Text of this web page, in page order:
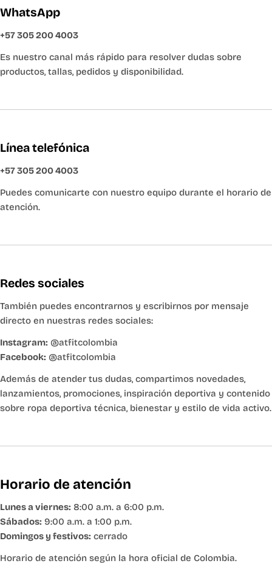
WhatsApp
+57 305 200 4003
Es nuestro canal más rápido para resolver dudas sobre
productos, tallas, pedidos y disponibilidad.
Línea telefónica
+57 305 200 4003
Puedes comunicarte con nuestro equipo durante el horario de
atención.
Redes sociales
También puedes encontrarnos y escribirnos por mensaje
directo en nuestras redes sociales:
Instagram: @atfitcolombia
Facebook: @atfitcolombia
Además de atender tus dudas, compartimos novedades,
lanzamientos, promociones, inspiración deportiva y contenido
sobre ropa deportiva técnica, bienestar y estilo de vida activo.
Horario de atención
Lunes a viernes: 8:00 a.m. a 6:00 p.m.
Sábados: 9:00 a.m. a 1:00 p.m.
Domingos y festivos: cerrado
Horario de atención según la hora oficial de Colombia.